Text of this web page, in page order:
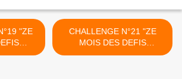
CHALLENGE N°21 "ZE
MOIS DES DEFIS
ZETIQUETTES" >